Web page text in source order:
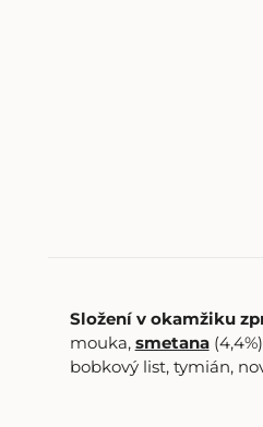
Složení v okamžiku
mouka, smetana
bobkový list, tymián,